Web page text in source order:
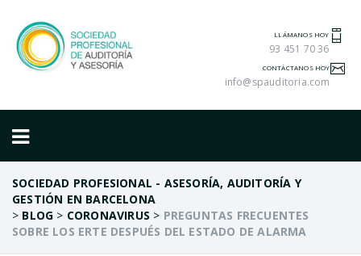
LLÁMANOS HOY
93 451 70 36
CONTÁCTANOS HOY
info@spauditoria.com
SOCIEDAD PROFESIONAL - ASESORÍA, AUDITORÍA Y
GESTIÓN EN BARCELONA
> BLOG > CORONAVIRUS > PREGUNTAS FRECUENTES
SOBRE LOS ERTE DESPUÉS DEL ESTADO DE ALARMA